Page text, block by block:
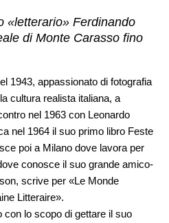
«letterario» Ferdinando
di Monte Carasso fino
1943, appassionato di fotografia
cultura realista italiana, a
nel 1963 con Leonardo
nel 1964 il suo primo libro Feste
poi a Milano dove lavora per
conosce il suo grande amico-
scrive per «Le Monde
Litteraire».
con lo scopo di gettare il suo